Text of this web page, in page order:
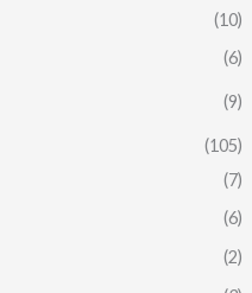
(10)
(6)
(9)
(105)
(7)
(6)
(2)